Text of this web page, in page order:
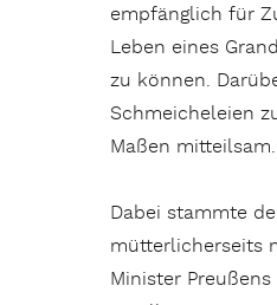
empfänglich für
Leben eines
zu können.
Schmeicheleien
Maßen mitteilsam.
Dabei stammte
mütterlicherseits
Minister